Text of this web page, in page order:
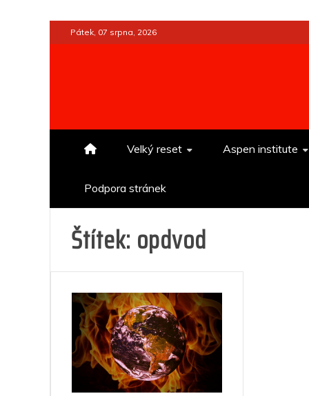
to
Pátek, 07 srpna, 2026
Velký reset Aspen institute
Podpora stránek
Štítek: opdvod